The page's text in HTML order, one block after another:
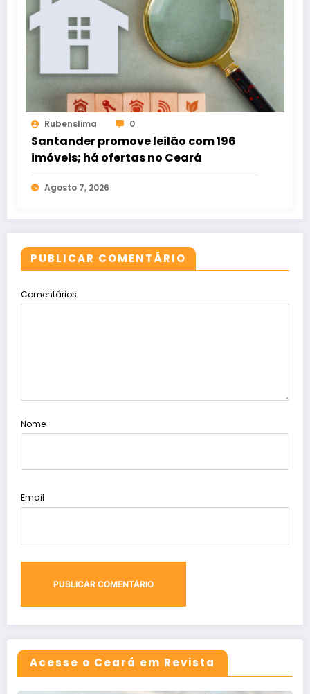
Rubenslima 0
Santander promove leilão com 196
imóveis; há ofertas no Ceará
Agosto 7, 2026
PUBLICAR COMENTÁRIO
Comentários
Nome
Email
Acesse o Ceará em Revista